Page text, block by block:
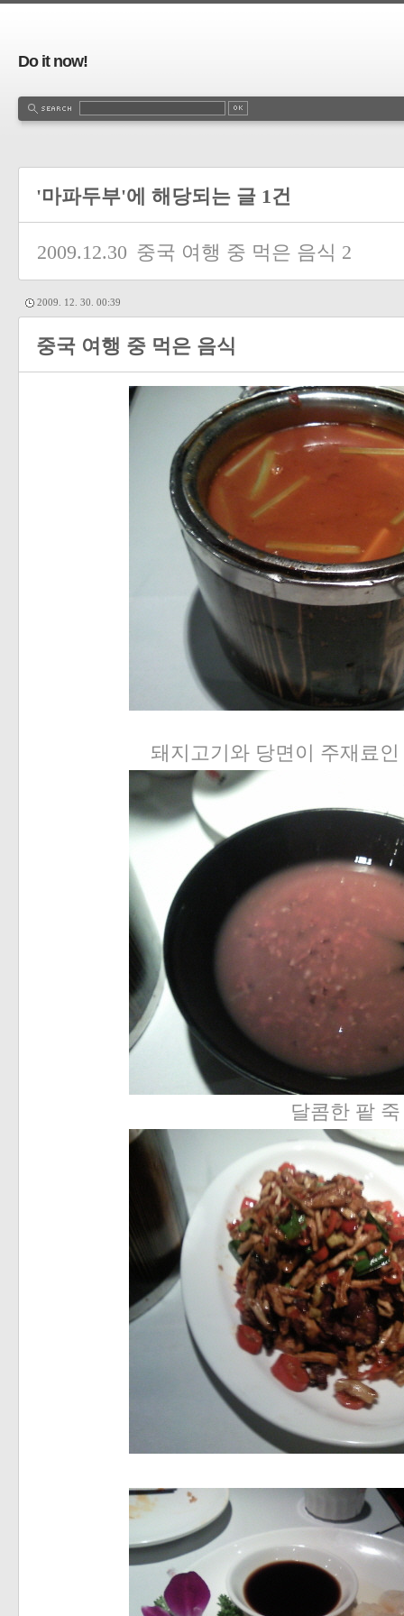
Do it now!
'마파두부'에 해당되는 글 1건
2009.12.30 중국 여행 중 먹은 음식 2
2009. 12. 30. 00:39
중국 여행 중 먹은 음식
돼지고기와 당면이 주재료
달콤한 팥 죽
«